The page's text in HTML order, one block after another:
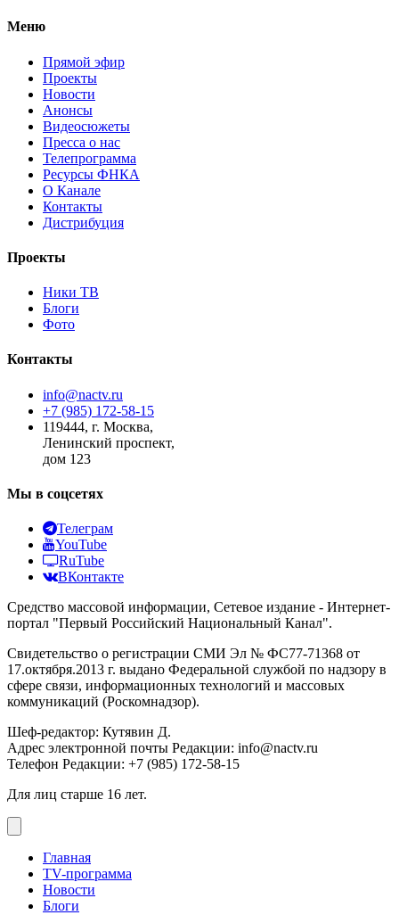
Меню
Прямой эфир
Проекты
Новости
Анонсы
Видеосюжеты
Пресса о нас
Телепрограмма
Ресурсы ФНКА
О Канале
Контакты
Дистрибуция
Проекты
Ники ТВ
Блоги
Фото
Контакты
info@nactv.ru
+7 (985) 172-58-15
119444, г. Москва,
Ленинский проспект,
дом 123
Мы в соцсетях
Телеграм
YouTube
RuTube
ВКонтакте
Средство массовой информации, Сетевое издание - Интернет-
портал "Первый Российский Национальный Канал".
Свидетельство о регистрации СМИ Эл № ФС77-71368 от
17.октября.2013 г. выдано Федеральной службой по надзору в
сфере связи, информационных технологий и массовых
коммуникаций (Роскомнадзор).
Шеф-редактор: Кутявин Д.
Адрес электронной почты Редакции: info@nactv.ru
Телефон Редакции: +7 (985) 172-58-15
Для лиц старше 16 лет.
Главная
ТV-программа
Новости
Блоги